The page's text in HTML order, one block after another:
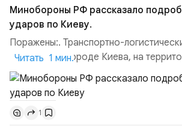
Минобороны РФ рассказало
ударов по Киеву.
Поражены:. Транспортно-
Чайка» в пригороде Киева, на
осуществлялось хранение, сборка а
прилегающего полевого аэродром
дальнобойных БПЛА ВСУ; Складские
«Транс-Логистик» в Оболонском
Читать 1 мин.
1